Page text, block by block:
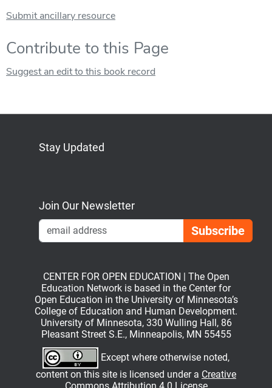
Submit ancillary resource
Contribute to this Page
Suggest an edit to this book record
Stay Updated
Join Our Newsletter
CENTER FOR OPEN EDUCATION | The Open
Education Network is based in the Center for
Open Education in the University of Minnesota’s
College of Education and Human Development.
University of Minnesota, 330 Wulling Hall, 86
Pleasant Street S.E., Minneapolis, MN 55455
Except where otherwise noted,
content on this site is licensed under a Creative